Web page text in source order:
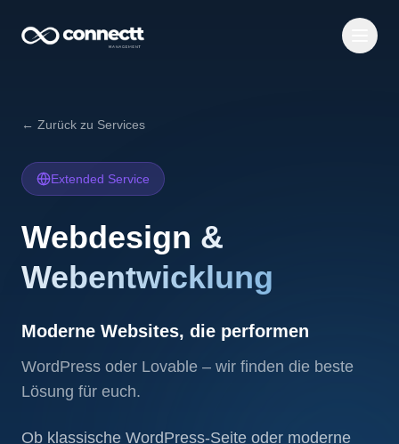
← Zurück zu Services
Extended Service
Webdesign &
Webentwicklung
Moderne Websites, die performen
WordPress oder Lovable – wir finden die beste
Lösung für euch.
Ob klassische WordPress-Seite oder moderne